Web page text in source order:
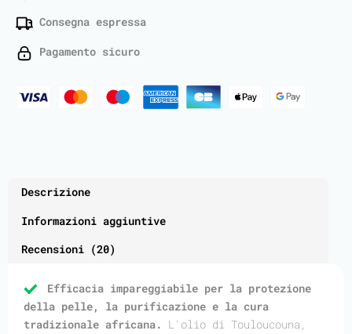
LiterConsegna espressa
Pagamento sicuro
Descrizione
Informazioni aggiuntive
Recensioni (20)
Efficacia impareggiabile per la protezione
della pelle, la purificazione e la cura
tradizionale africana. L'olio di Touloucouna,